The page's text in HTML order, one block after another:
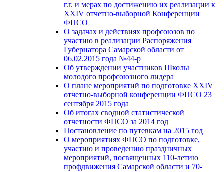
г.г. и мерах по достижению их реализации к
XXIV отчетно-выборной Конференции
ФПСО
О задачах и действиях профсоюзов по
участию в реализации Распоряжения
Губернатора Самарской области от
06.02.2015 года №44-р
Об утверждении участников Школы
молодого профсоюзного лидера
О плане мероприятий по подготовке XXIV
отчетно-выборной конференции ФПСО 23
сентября 2015 года
Об итогах сводной статистической
отчетности ФПСО за 2014 год
Постановление по путевкам на 2015 год
О мероприятиях ФПСО по подготовке,
участию и проведению праздничных
мероприятий, посвященных 110-летию
профдвижения Самарской области и 70-